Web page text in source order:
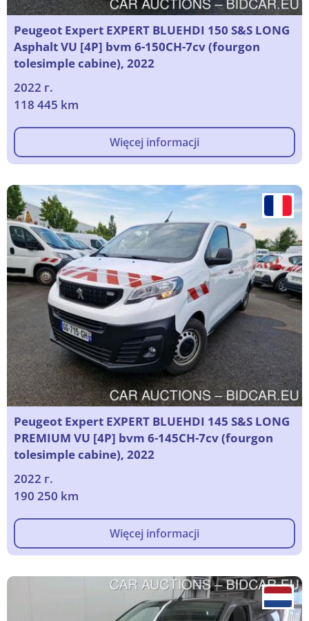
Peugeot Expert EXPERT BLUEHDI 150 S&S LONG
Asphalt VU [4P] bvm 6-150CH-7cv (fourgon
tolesimple cabine), 2022
2022 г.
118 445 km
Więcej informacji
Peugeot Expert EXPERT BLUEHDI 145 S&S LONG
PREMIUM VU [4P] bvm 6-145CH-7cv (fourgon
tolesimple cabine), 2022
2022 г.
190 250 km
Więcej informacji